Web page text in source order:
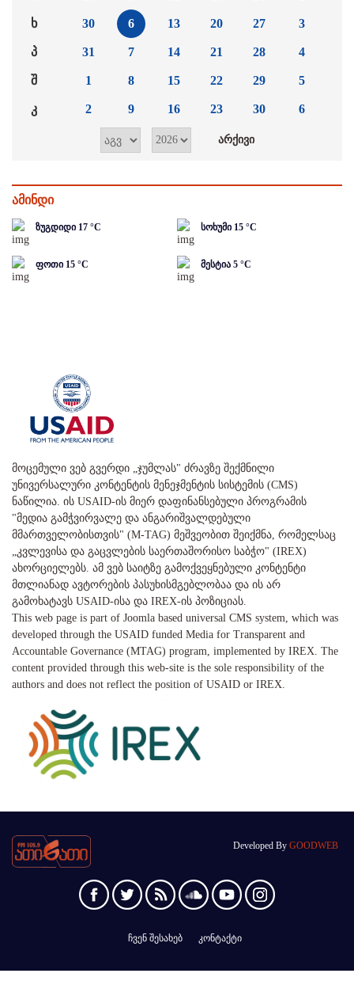
ხ
პ
შ
კ
30
31
1
2
6
7
8
9
13
14
15
16
20
21
22
23
27
28
29
30
3
4
5
6
ამინდი
ზუგდიდი 17 °C სოხუმი 15 °C
ფოთი 15 °C მესტია 5 °C
მოცემული ვებ გვერდი „ჯუმლას" ძრავზე შექმნილი
უნივერსალური კონტენტის მენეჯმენტის სისტემის (CMS)
ნაწილია. ის USAID-ის მიერ დაფინანსებული პროგრამის
"მედია გამჭვირვალე და ანგარიშვალდებული
მმართველობისთვის" (M-TAG) მეშვეობით შეიქმნა, რომელსაც
„კვლევისა და გაცვლების საერთაშორისო საბჭო" (IREX)
ახორციელებს. ამ ვებ საიტზე გამოქვეყნებული კონტენტი
მთლიანად ავტორების პასუხისმგებლობაა და ის არ
გამოხატავს USAID-ისა და IREX-ის პოზიციას.
This web page is part of Joomla based universal CMS system, which was
developed through the USAID funded Media for Transparent and
Accountable Governance (MTAG) program, implemented by IREX. The
content provided through this web-site is the sole responsibility of the
authors and does not reflect the position of USAID or IREX.
Developed By GOODWEB
ჩვენ შესახებ კონტაქტი